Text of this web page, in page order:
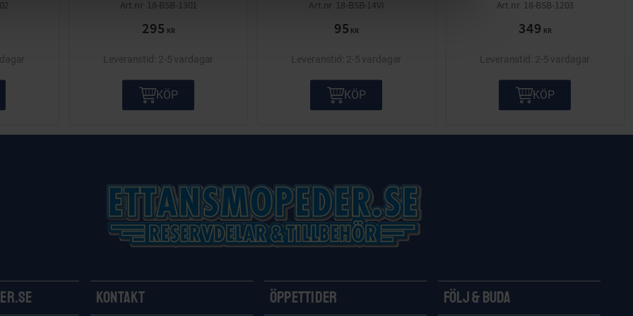
18-BSB-1301
295 KR
2-5 vardagar
KÖP
18-BSB-14VI
95 KR
2-5 vardagar
KÖP
18-BSB-1203
349 KR
2-5 vardagar
KÖP
Kontakt Öppettider Följ & Buda